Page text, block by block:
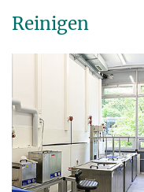
Reinigen